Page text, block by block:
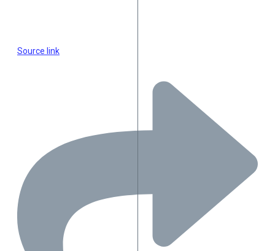
Source link